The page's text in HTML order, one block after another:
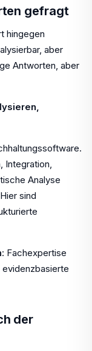
gefragt
hingegen
aber
Antworten, aber
Integration,
Analyse
sind
: Fachexpertise
der